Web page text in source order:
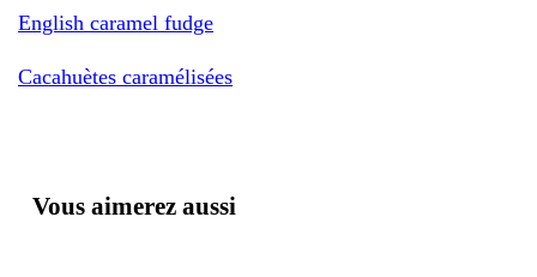
English caramel fudge
Cacahuètes caramélisées
Vous aimerez aussi